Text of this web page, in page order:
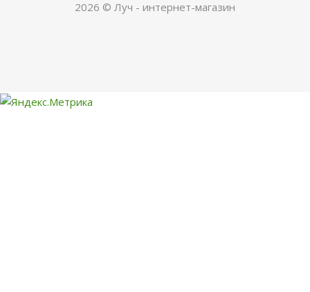
2026 © Луч - интернет-магазин